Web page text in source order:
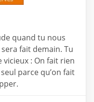
quand tu nous
fait demain. Tu
: On fait rien
parce qu’on fait